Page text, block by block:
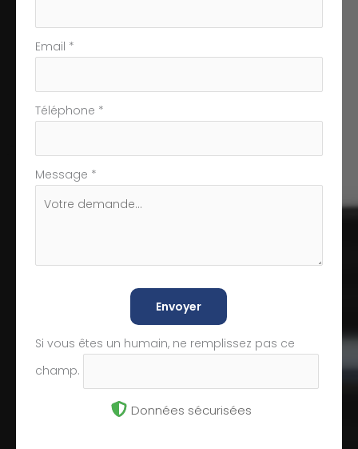
Email *
Téléphone *
Message *
Envoyer
Si vous êtes un humain, ne remplissez pas ce
champ.
Données sécurisées